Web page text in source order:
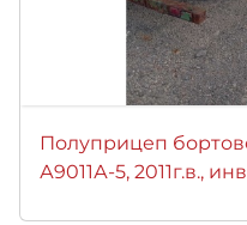
Полуприцеп
А9011А-5, 2011г.в.,